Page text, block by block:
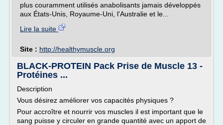
plus couramment utilisés anabolisants jamais développés
aux États-Unis, Royaume-Uni, l'Australie et le...
Lire la suite
Site : http://healthymuscle.org
BLACK-PROTEIN Pack Prise de Muscle 13 -
Protéines ...
Description
Vous désirez améliorer vos capacités physiques ?
Pour accroître et nourrir vos muscles il est important que le
sang puisse y circuler en grande quantité avec un apport de